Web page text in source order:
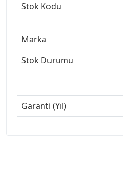
Stok Kodu
Marka
Stok Durumu
Garanti (Yıl)